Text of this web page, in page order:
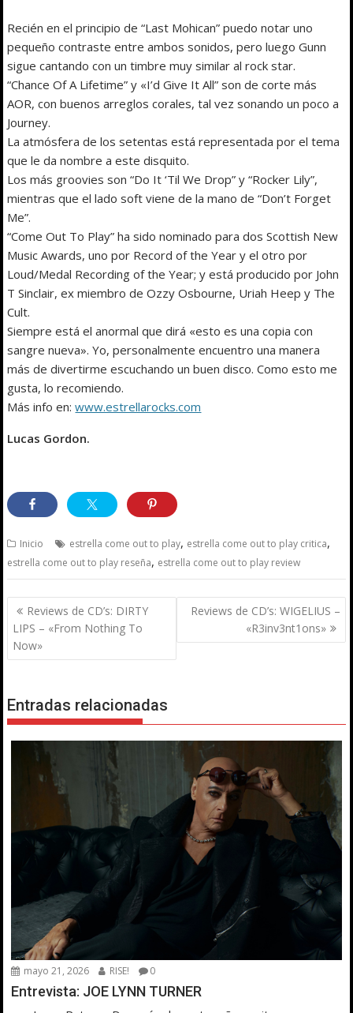
Recién en el principio de “Last Mohican” puedo notar uno
pequeño contraste entre ambos sonidos, pero luego Gunn
sigue cantando con un timbre muy similar al rock star.
“Chance Of A Lifetime” y «I’d Give It All” son de corte más
AOR, con buenos arreglos corales, tal vez sonando un poco a
Journey.
La atmósfera de los setentas está representada por el tema
que le da nombre a este disquito.
Los más groovies son “Do It ‘Til We Drop” y “Rocker Lily”,
mientras que el lado soft viene de la mano de “Don’t Forget
Me”.
“Come Out To Play” ha sido nominado para dos Scottish New
Music Awards, uno por Record of the Year y el otro por
Loud/Medal Recording of the Year; y está producido por John
T Sinclair, ex miembro de Ozzy Osbourne, Uriah Heep y The
Cult.
Siempre está el anormal que dirá «esto es una copia con
sangre nueva». Yo, personalmente encuentro una manera
más de divertirme escuchando un buen disco. Como esto me
gusta, lo recomiendo.
Más info en:www.estrellarocks.com
Lucas Gordon.
Inicio estrella come out to play, estrella come out to play critica,
estrella come out to play reseña, estrella come out to play review
Navegación
de
entradas
Reviews de CD’s: DIRTY
LIPS – «From Nothing To
Now»
Reviews de CD’s: WIGELIUS –
«R3inv3nt1ons»
Entradas relacionadas
mayo 21, 2026 RISE! 0
Entrevista: JOE LYNN TURNER